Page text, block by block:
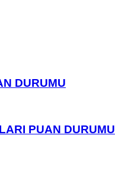
DURUMU
PUAN DURUMU